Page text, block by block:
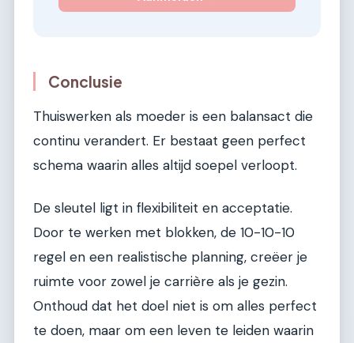
Conclusie
Thuiswerken als moeder is een balansact die
continu verandert. Er bestaat geen perfect
schema waarin alles altijd soepel verloopt.
De sleutel ligt in flexibiliteit en acceptatie.
Door te werken met blokken, de 10-10-10
regel en een realistische planning, creëer je
ruimte voor zowel je carrière als je gezin.
Onthoud dat het doel niet is om alles perfect
te doen, maar om een leven te leiden waarin